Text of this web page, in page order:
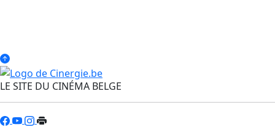
LE SITE DU CINÉMA BELGE